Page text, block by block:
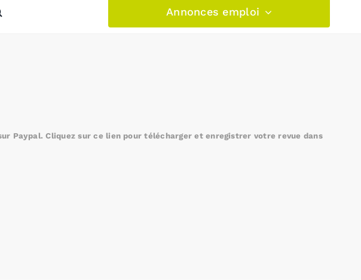
Annonces emploi
Paypal. Cliquez sur ce lien pour télécharger et enregistrer votre revue dans